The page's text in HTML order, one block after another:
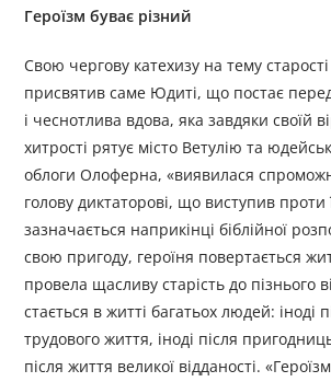
Героїзм буває різний
Свою чергову катехизу на тему
присвятив саме Юдиті, що постає
і чеснотлива вдова, яка завдяки своїй
хитрості рятує місто Ветулію та
облоги Олоферна, «виявилася
голову диктаторові, що виступив проти
зазначається наприкінці біблійної
свою пригоду, героїня повертається
провела щасливу старість до пізнього
стається в житті багатьох людей: іноді
трудового життя, іноді після
після життя великої відданості.